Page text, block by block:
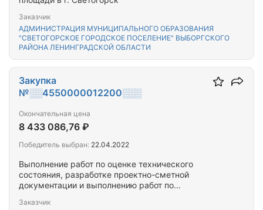
Заказчик
АДМИНИСТРАЦИЯ МУНИЦИПАЛЬНОГО ОБРАЗОВАНИЯ
"СВЕТОГОРСКОЕ ГОРОДСКОЕ ПОСЕЛЕНИЕ" ВЫБОРГСКОГО
РАЙОНА ЛЕНИНГРАДСКОЙ ОБЛАСТИ
Выполнение работ по оценке технического
состояния, разработке проектно-сметной
документации и выполнению работ по
многоквартирного(-ых) дома(-ов),
Заказчик
Закупка
№░░4550000012200░░░
Окончательная цена
8 433 086,76 ₽
Победитель выбран: 22.04.2022